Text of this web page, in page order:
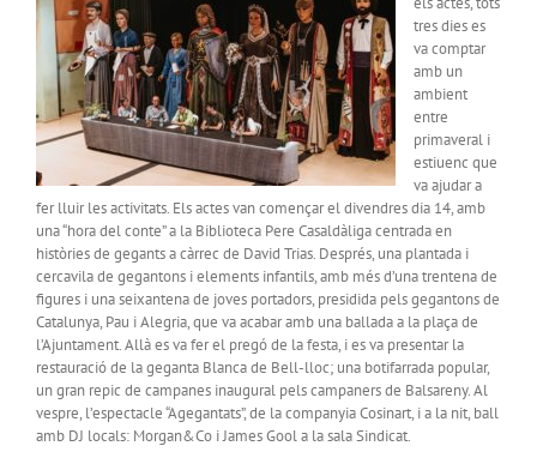
tres dies es
va comptar
amb un
ambient
entre
primaveral i
estiuenc que
va ajudar a
fer lluir les activitats. Els actes van començar el divendres dia 14, amb
una “hora del conte” a la Biblioteca Pere Casaldàliga centrada en
històries de gegants a càrrec de David Trias. Després, una plantada i
cercavila de gegantons i elements infantils, amb més d’una trentena de
figures i una seixantena de joves portadors, presidida pels gegantons de
Catalunya, Pau i Alegria, que va acabar amb una ballada a la plaça de
l’Ajuntament. Allà es va fer el pregó de la festa, i es va presentar la
restauració de la geganta Blanca de Bell-lloc; una botifarrada popular,
un gran repic de campanes inaugural pels campaners de Balsareny. Al
vespre, l’espectacle “Agegantats”, de la companyia Cosinart, i a la nit, ball
amb DJ locals: Morgan&Co i James Gool a la sala Sindicat.